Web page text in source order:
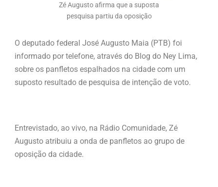
Zé Augusto afirma que a suposta
pesquisa partiu da oposição
O deputado federal José Augusto Maia (PTB) foi
informado por telefone, através do Blog do Ney Lima,
sobre os panfletos espalhados na cidade com um
suposto resultado de pesquisa de intenção de voto.
Entrevistado, ao vivo, na Rádio Comunidade, Zé
Augusto atribuiu a onda de panfletos ao grupo de
oposição da cidade.